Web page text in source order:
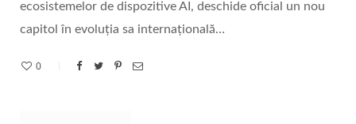
ecosistemelor de dispozitive AI, deschide oficial un nou
capitol în evoluția sa internațională…
0